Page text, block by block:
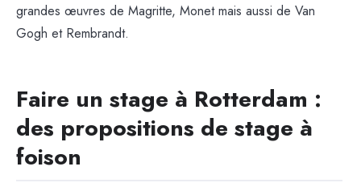
grandes œuvres de Magritte, Monet mais aussi de Van
Gogh et Rembrandt.
Faire un stage à Rotterdam :
des propositions de stage à
foison